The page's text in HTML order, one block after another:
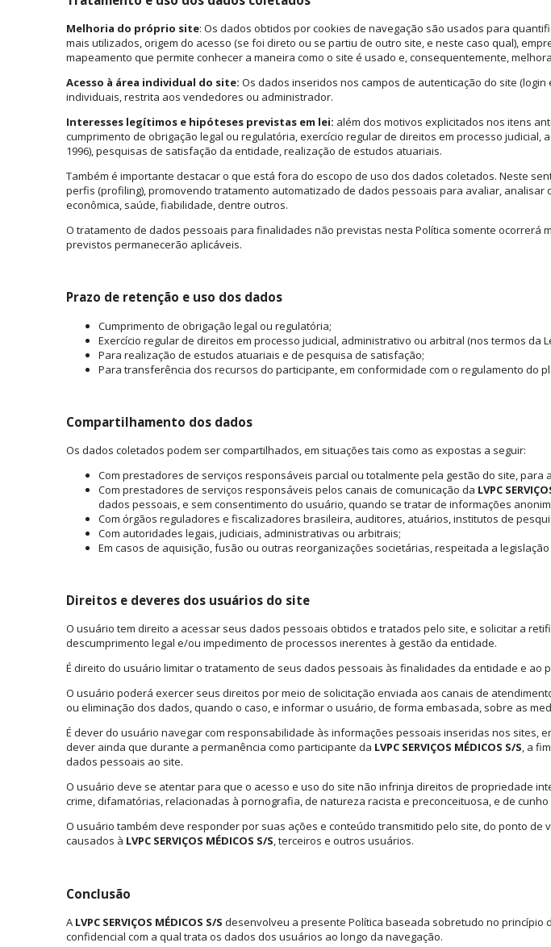
Melhoria do próprio site: Os dados obtidos por cookies de navegação são usados para
mais utilizados, origem do acesso (se foi direto ou se partiu de outro site, e neste caso qual),
mapeamento que permite conhecer a maneira como o site é usado e, consequentemente,
Acesso à área individual do site: Os dados inseridos nos campos de autenticação do site
individuais, restrita aos vendedores ou administrador.
Interesses legítimos e hipóteses previstas em lei: além dos motivos explicitados nos itens
cumprimento de obrigação legal ou regulatória, exercício regular de direitos em processo judicial,
1996), pesquisas de satisfação da entidade, realização de estudos atuariais.
Também é importante destacar o que está fora do escopo de uso dos dados coletados. Neste
perfis (profiling), promovendo tratamento automatizado de dados pessoais para avaliar,
econômica, saúde, fiabilidade, dentre outros.
O tratamento de dados pessoais para finalidades não previstas nesta Política somente ocorrerá
previstos permanecerão aplicáveis.
Prazo de retenção e uso dos dados
Cumprimento de obrigação legal ou regulatória;
Exercício regular de direitos em processo judicial, administrativo ou arbitral (nos termos da
Para realização de estudos atuariais e de pesquisa de satisfação;
Para transferência dos recursos do participante, em conformidade com o regulamento do
Compartilhamento dos dados
Os dados coletados podem ser compartilhados, em situações tais como as expostas a seguir:
Com prestadores de serviços responsáveis parcial ou totalmente pela gestão do site,
Com prestadores de serviços responsáveis pelos canais de comunicação da LVPC
dados pessoais, e sem consentimento do usuário, quando se tratar de informações
Com órgãos reguladores e fiscalizadores brasileira, auditores, atuários, institutos de
Com autoridades legais, judiciais, administrativas ou arbitrais;
Em casos de aquisição, fusão ou outras reorganizações societárias, respeitada a
Direitos e deveres dos usuários do site
O usuário tem direito a acessar seus dados pessoais obtidos e tratados pelo site, e solicitar a
descumprimento legal e/ou impedimento de processos inerentes à gestão da entidade.
É direito do usuário limitar o tratamento de seus dados pessoais às finalidades da entidade e
O usuário poderá exercer seus direitos por meio de solicitação enviada aos canais de
ou eliminação dos dados, quando o caso, e informar o usuário, de forma embasada, sobre as
É dever do usuário navegar com responsabilidade às informações pessoais inseridas nos sites,
dever ainda que durante a permanência como participante da LVPC SERVIÇOS MÉDICOS S/S, a
dados pessoais ao site.
O usuário deve se atentar para que o acesso e uso do site não infrinja direitos de propriedade
crime, difamatórias, relacionadas à pornografia, de natureza racista e preconceituosa, e de cunho
O usuário também deve responder por suas ações e conteúdo transmitido pelo site, do ponto
causados à LVPC SERVIÇOS MÉDICOS S/S, terceiros e outros usuários.
Conclusão
A LVPC SERVIÇOS MÉDICOS S/S desenvolveu a presente Política baseada sobretudo no princípio
confidencial com a qual trata os dados dos usuários ao longo da navegação.